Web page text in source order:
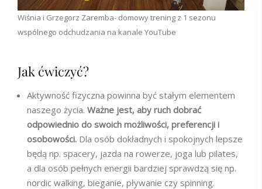
Wiśnia i Grzegorz Zaremba- domowy trening z 1 sezonu
wspólnego odchudzania na kanale YouTube
Jak ćwiczyć?
Aktywność fizyczna powinna być stałym elementem
naszego życia. Ważne jest, aby ruch dobrać
odpowiednio do swoich możliwości, preferencji i
osobowości. Dla osób dokładnych i spokojnych lepsze
będą np. spacery, jazda na rowerze, joga lub pilates,
a dla osób pełnych energii bardziej sprawdzą się np.
nordic walking, bieganie, pływanie czy spinning.